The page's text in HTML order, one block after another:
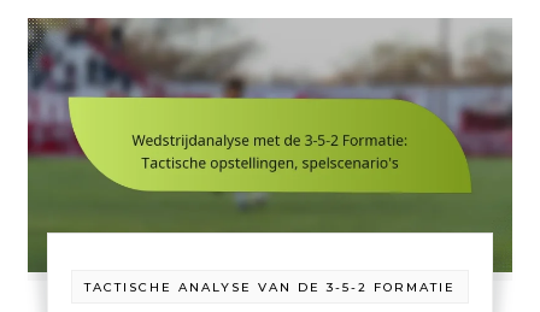
TACTISCHE ANALYSE VAN DE 3-5-2 FORMATIE